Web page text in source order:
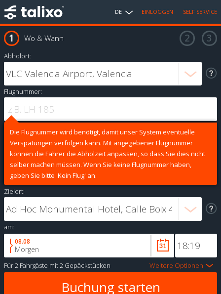
DE EINLOGGEN SELF SERVICE
Wo & Wann
Abholort:
Flugnummer:
Die Flugnummer wird benötigt, damit unser System eventuelle
Verspätungen verfolgen kann. Mit angegebener Flugnummer
können die Fahrer die Abholzeit anpassen, so dass Sie dies nicht
selber machen müssen. Wenn Sie keine Flugnummer haben,
geben Sie bitte 'Kein Flug' an.
Zielort:
am:
08.08
Morgen
Für2 Fahrgäste mit2 Gepäckstücken Weitere Optionen